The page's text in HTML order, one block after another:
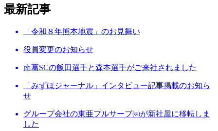
最新記事
「令和８年熊本地震」のお見舞い
役員変更のお知らせ
南葛SCの飯田選手と森夲選手がご来社されました
「みずほジャーナル」インタビュー記事掲載のお知ら
せ
グループ会社の東亜プルサーブ㈱が新社屋に移転しま
した